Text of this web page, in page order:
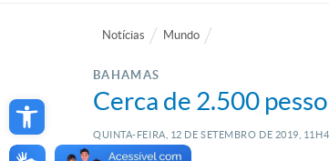
Open toolbar
Notícias Mundo
BAHAMAS
Cerca de 2.500
QUINTA-FEIRA, 12 DE SETEMBRO DE 2019,